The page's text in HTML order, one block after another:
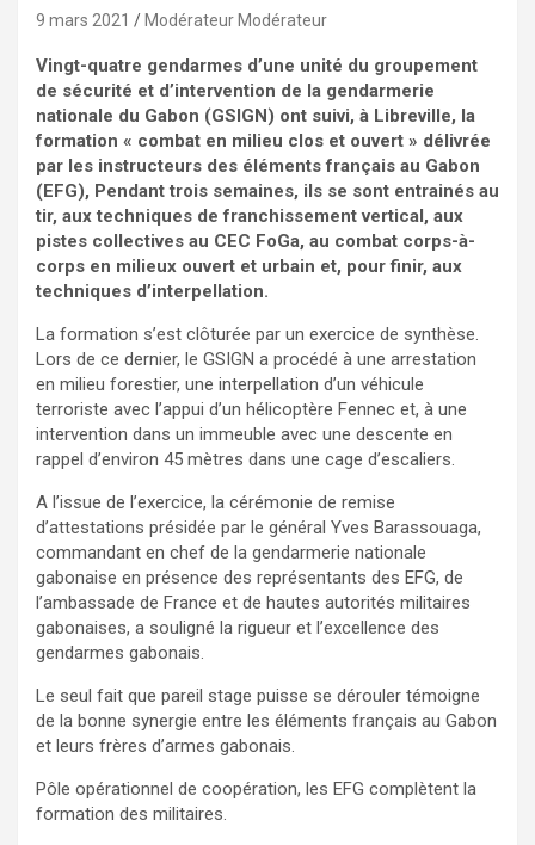
9 mars 2021 Modérateur Modérateur
Vingt-quatre gendarmes d’une unité du groupement
de sécurité et d’intervention de la gendarmerie
nationale du Gabon (GSIGN) ont suivi, à Libreville, la
formation « combat en milieu clos et ouvert » délivrée
par les instructeurs des éléments français au Gabon
(EFG), Pendant trois semaines, ils se sont entrainés au
tir, aux techniques de franchissement vertical, aux
pistes collectives au CEC FoGa, au combat corps-à-
corps en milieux ouvert et urbain et, pour finir, aux
techniques d’interpellation.
La formation s’est clôturée par un exercice de synthèse.
Lors de ce dernier, le GSIGN a procédé à une arrestation
en milieu forestier, une interpellation d’un véhicule
terroriste avec l’appui d’un hélicoptère Fennec et, à une
intervention dans un immeuble avec une descente en
rappel d’environ 45 mètres dans une cage d’escaliers.
A l’issue de l’exercice, la cérémonie de remise
d’attestations présidée par le général Yves Barassouaga,
commandant en chef de la gendarmerie nationale
gabonaise en présence des représentants des EFG, de
l’ambassade de France et de hautes autorités militaires
gabonaises, a souligné la rigueur et l’excellence des
gendarmes gabonais.
Le seul fait que pareil stage puisse se dérouler témoigne
de la bonne synergie entre les éléments français au Gabon
et leurs frères d’armes gabonais.
Pôle opérationnel de coopération, les EFG complètent la
formation des militaires.